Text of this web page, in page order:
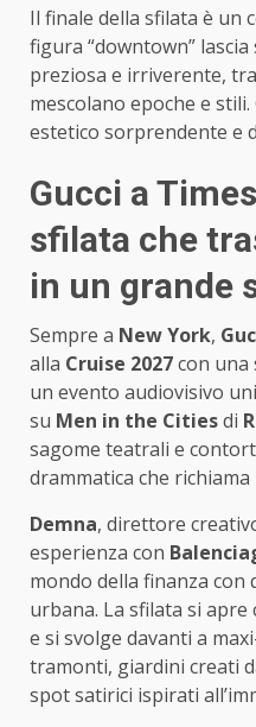
Il finale della sfilata è un
figura “downtown”
preziosa e irriverente,
mescolano epoche e
estetico sorprendente e
Gucci a
sfilata che
in un grande
Sempre a New York,
alla Cruise 2027con una
un evento audiovisivo
su Men in the Citiesdi
sagome teatrali e
drammatica che richiama
Demna, direttore
esperienza con
mondo della finanza
urbana. La sfilata si
e si svolge davanti a
tramonti, giardini creati
spot satirici ispirati